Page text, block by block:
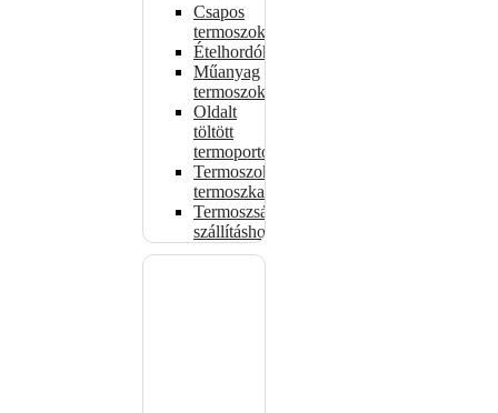
Csapos
termoszok
Ételhordók
Műanyag
termoszok
Oldalt
töltött
termoportok
Termoszok,
termoszkannák
Termoszsákok
szállításhoz